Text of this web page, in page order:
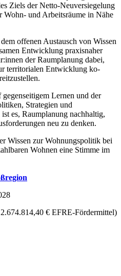
Ziels der Netto-Neuversiegelung
Wohn- und Arbeitsräume in Nähe
offenen Austausch von Wissen
Entwicklung praxisnaher
der Raumplanung dabei,
territorialen Entwicklung ko-
Lernen und der
Strategien und
es, Raumplanung nachhaltig,
neu zu denken.
Wissen zur Wohnungspolitik bei
Wohnen eine Stimme im
€ EFRE-Fördermittel)